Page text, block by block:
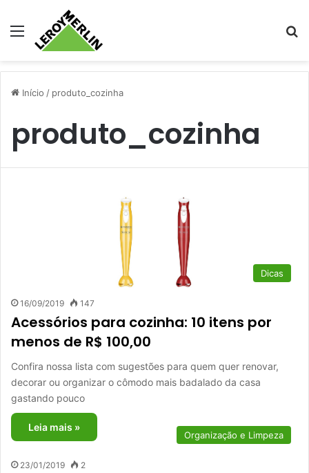
Menu
Início / produto_cozinha
produto_cozinha
Dicas
16/09/2019 147
Acessórios para cozinha: 10 itens por
menos de R$ 100,00
Confira nossa lista com sugestões para quem quer renovar,
decorar ou organizar o cômodo mais badalado da casa
gastando pouco
Leia mais »
Organização e Limpeza
23/01/2019 2